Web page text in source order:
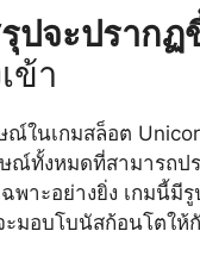
ปจะปรากฏ
ข้า
ในเกมสล็อต
ณ์ทั้งหมดที่สามารถป
ฉพาะอย่างยิ่ง เกมนี้มี
ะมอบโบนัสก้อนโตให้